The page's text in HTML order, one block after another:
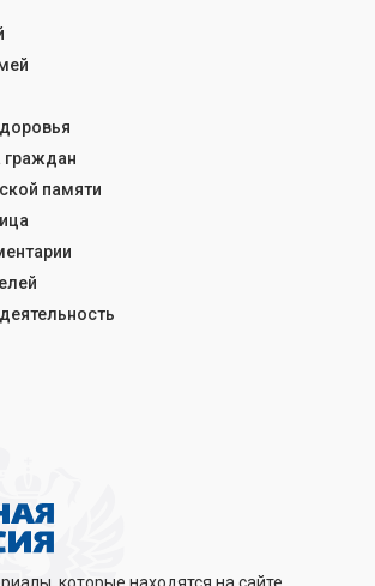
памяти